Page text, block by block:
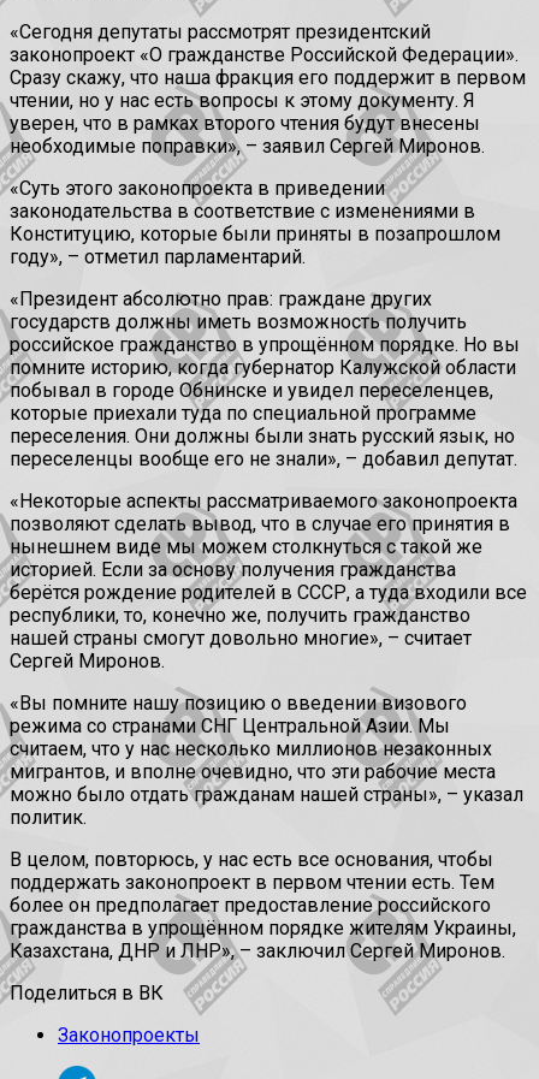
«Сегодня депутаты рассмотрят президентский
законопроект «О гражданстве Российской Федерации».
Сразу скажу, что наша фракция его поддержит в первом
чтении, но у нас есть вопросы к этому документу. Я
уверен, что в рамках второго чтения будут внесены
необходимые поправки», – заявил Сергей Миронов.
«Суть этого законопроекта в приведении
законодательства в соответствие с изменениями в
Конституцию, которые были приняты в позапрошлом
году», – отметил парламентарий.
«Президент абсолютно прав: граждане других
государств должны иметь возможность получить
российское гражданство в упрощённом порядке. Но вы
помните историю, когда губернатор Калужской области
побывал в городе Обнинске и увидел переселенцев,
которые приехали туда по специальной программе
переселения. Они должны были знать русский язык, но
переселенцы вообще его не знали», – добавил депутат.
«Некоторые аспекты рассматриваемого законопроекта
позволяют сделать вывод, что в случае его принятия в
нынешнем виде мы можем столкнуться с такой же
историей. Если за основу получения гражданства
берётся рождение родителей в СССР, а туда входили все
республики, то, конечно же, получить гражданство
нашей страны смогут довольно многие», – считает
Сергей Миронов.
«Вы помните нашу позицию о введении визового
режима со странами СНГ Центральной Азии. Мы
считаем, что у нас несколько миллионов незаконных
мигрантов, и вполне очевидно, что эти рабочие места
можно было отдать гражданам нашей страны», – указал
политик.
В целом, повторюсь, у нас есть все основания, чтобы
поддержать законопроект в первом чтении есть. Тем
более он предполагает предоставление российского
гражданства в упрощённом порядке жителям Украины,
Казахстана, ДНР и ЛНР», – заключил Сергей Миронов.
Поделиться в ВК
Законопроекты